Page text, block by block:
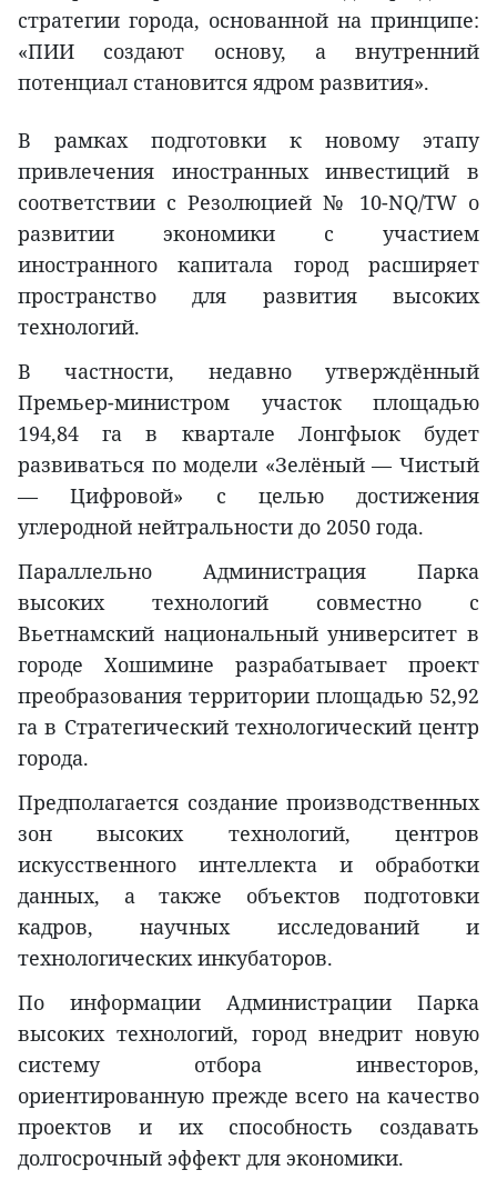
стратегии города, основанной на принципе:
«ПИИ создают основу, а внутренний
потенциал становится ядром развития».
В рамках подготовки к новому этапу
привлечения иностранных инвестиций в
соответствии с Резолюцией № 10-NQ/TW о
развитии экономики с участием
иностранного капитала город расширяет
пространство для развития высоких
технологий.
В частности, недавно утверждённый
Премьер-министром участок площадью
194,84 га в квартале Лонгфыок будет
развиваться по модели «Зелёный — Чистый
— Цифровой» с целью достижения
углеродной нейтральности до 2050 года.
Параллельно Администрация Парка
высоких технологий совместно с
Вьетнамский национальный университет в
городе Хошимине разрабатывает проект
преобразования территории площадью 52,92
га в Стратегический технологический центр
города.
Предполагается создание производственных
зон высоких технологий, центров
искусственного интеллекта и обработки
данных, а также объектов подготовки
кадров, научных исследований и
технологических инкубаторов.
По информации Администрации Парка
высоких технологий, город внедрит новую
систему отбора инвесторов,
ориентированную прежде всего на качество
проектов и их способность создавать
долгосрочный эффект для экономики.